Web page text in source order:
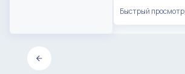
Быстрый просмотр